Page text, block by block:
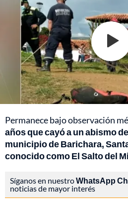
Permanece bajo observación
años que cayó a un abismo
municipio de Barichara,
conocido como El Salto del
Síganos en nuestroWhatsApp
noticias de mayor interés